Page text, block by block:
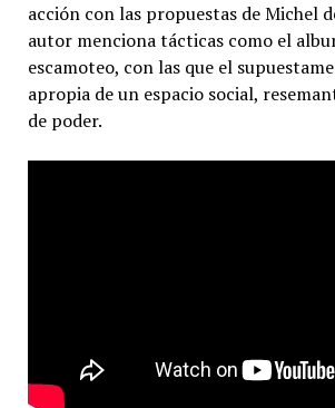
acción con las propuestas de Michel
autor menciona tácticas como el
escamoteo, con las que el
apropia de un espacio social,
de poder.